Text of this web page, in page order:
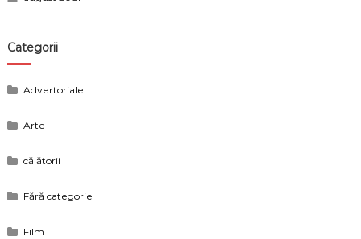
Categorii
Advertoriale
Arte
călătorii
Fără categorie
Film